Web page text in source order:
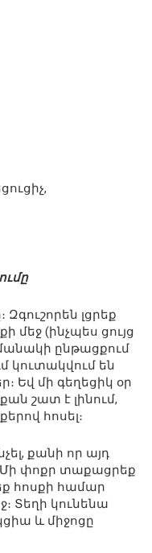
լցրեք
մեջ (ինչպես ցույց
ընթացքում
կուտակվում են
Եվ մի գեղեցիկ օր
շատ է լինում,
հոսել։
քանի որ այդ
Մի փոքր տաքացրեք
հոսքի համար
Տեղի կունենա
և միջոցը